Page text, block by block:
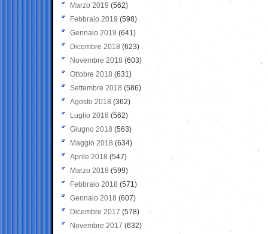
Marzo 2019 (562)
Febbraio 2019 (598)
Gennaio 2019 (641)
Dicembre 2018 (623)
Novembre 2018 (603)
Ottobre 2018 (631)
Settembre 2018 (586)
Agosto 2018 (362)
Luglio 2018 (562)
Giugno 2018 (563)
Maggio 2018 (634)
Aprile 2018 (547)
Marzo 2018 (599)
Febbraio 2018 (571)
Gennaio 2018 (607)
Dicembre 2017 (578)
Novembre 2017 (632)